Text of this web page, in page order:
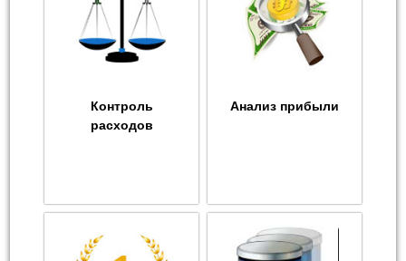
Контроль
расходов
Анализ прибыли